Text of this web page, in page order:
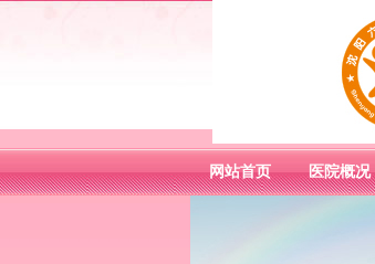
网站首页 医院概况